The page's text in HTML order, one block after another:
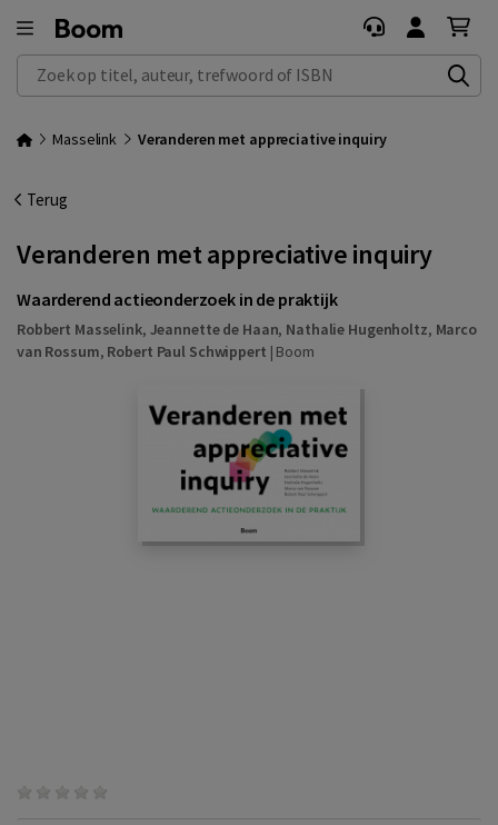
Zoek op titel, auteur, trefwoord of ISBN
Masselink Veranderen met appreciative inquiry
Terug
Veranderen met appreciative inquiry
Waarderend actieonderzoek in de praktijk
Robbert Masselink, Jeannette de Haan, Nathalie Hugenholtz, Marco
van Rossum, Robert Paul Schwippert | Boom